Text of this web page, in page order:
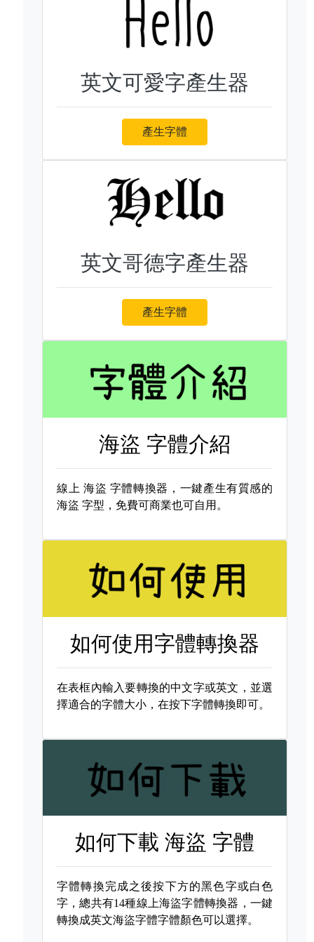
英文可愛字產生器
產生字體
英文哥德字產生器
產生字體
海盜 字體介紹
線上 海盜 字體轉換器，一鍵產生有質感的
海盜 字型，免費可商業也可自用。
如何使用字體轉換器
在表框內輸入要轉換的中文字或英文，並選
擇適合的字體大小，在按下字體轉換即可。
如何下載海盜 字體
字體轉換完成之後按下方的黑色字或白色
字，總共有14種線上海盜字體轉換器，一鍵
轉換成英文海盜字體字體顏色可以選擇。